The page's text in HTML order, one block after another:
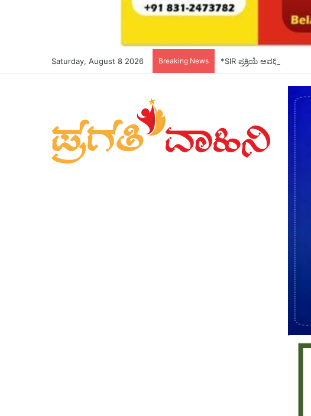
Saturday, August 8 2026 Breaking News *SIR ಪ್ರಕ್ರಿಯೆ ಅವಧಿ ವಿಸ್ತರಣೆ*